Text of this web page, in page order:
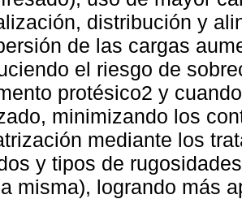
distribución y
de las cargas
el riesgo de
protésico2 y
minimizando los
mediante los
y tipos de
misma), logrando más